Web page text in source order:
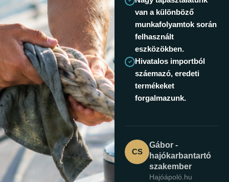
van a különböző
munkafolyamtok során
felhasznált
eszközökben.
Hivatalos importból
száemazó, eredeti
termékeket
forgalmazunk.
CS
Gábor -
hajókarbantartó
szakember
Hajóápoló.hu